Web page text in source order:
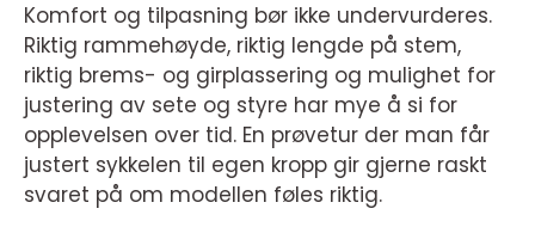
Komfort og tilpasning bør ikke undervurderes.
Riktig rammehøyde, riktig lengde på stem,
riktig brems- og girplassering og mulighet for
justering av sete og styre har mye å si for
opplevelsen over tid. En prøvetur der man får
justert sykkelen til egen kropp gir gjerne raskt
svaret på om modellen føles riktig.